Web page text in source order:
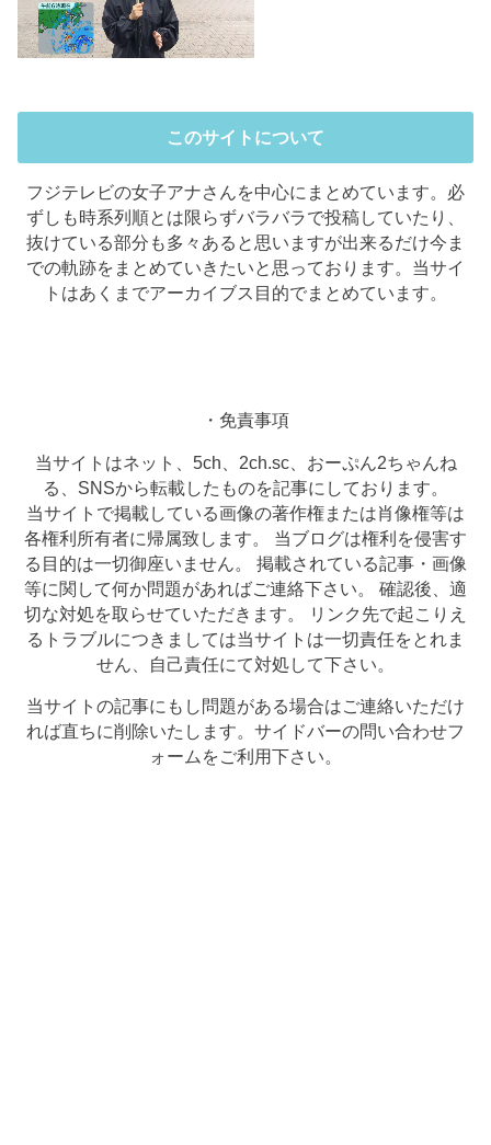
このサイトについて
フジテレビの女子アナさんを中心にまとめています。必
ずしも時系列順とは限らずバラバラで投稿していたり、
抜けている部分も多々あると思いますが出来るだけ今ま
での軌跡をまとめていきたいと思っております。当サイ
トはあくまでアーカイブス目的でまとめています。
・免責事項
当サイトはネット、5ch、2ch.sc、おーぷん2ちゃんね
る、SNSから転載したものを記事にしております。
当サイトで掲載している画像の著作権または肖像権等は
各権利所有者に帰属致します。 当ブログは権利を侵害す
る目的は一切御座いません。 掲載されている記事・画像
等に関して何か問題があればご連絡下さい。 確認後、適
切な対処を取らせていただきます。 リンク先で起こりえ
るトラブルにつきましては当サイトは一切責任をとれま
せん、自己責任にて対処して下さい。
当サイトの記事にもし問題がある場合はご連絡いただけ
れば直ちに削除いたします。サイドバーの問い合わせフ
ォームをご利用下さい。